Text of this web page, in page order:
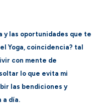
y las oportunidades que te
Yoga, coincidencia? tal
con mente de
lo que evita mi
las bendiciones y
a día.